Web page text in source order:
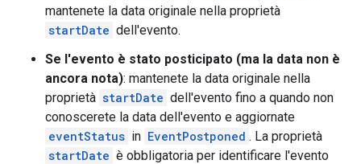
mantenete la data originale nella proprietà
startDate dell'evento.
Se l'evento è stato posticipato (ma la data non è
ancora nota): mantenete la data originale nella
proprietà startDate dell'evento fino a quando non
conoscerete la data dell'evento e aggiornate
eventStatus in EventPostponed . La proprietà
startDate è obbligatoria per identificare l'evento